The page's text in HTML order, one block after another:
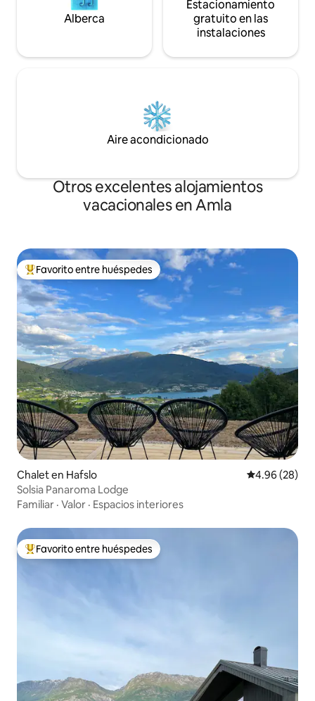
Alberca
Estacionamiento
gratuito en las
instalaciones
Aire acondicionado
Otros excelentes alojamientos
vacacionales en Amla
De los mejores en Favorito entre huéspedes
Favorito entre huéspedes
Chalet en Hafslo Calificación
4.96 (28)
Solsia Panaroma Lodge
Familiar · Valor · Espacios interiores
De los mejores en Favorito entre huéspedes
Favorito entre huéspedes